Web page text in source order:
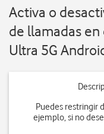
Activa o
de llamadas en
Ultra 5G
Puedes restringir
ejemplo, si no